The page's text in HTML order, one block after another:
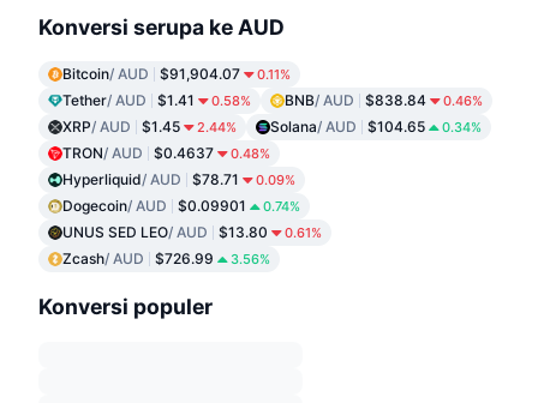
Konversi serupa ke AUD
Bitcoin/ AUD $91,904.07 0.11%
Tether/ AUD $1.41 0.58% BNB/ AUD $838.84 0.46%
XRP/ AUD $1.45 2.44% Solana/ AUD $104.65 0.34%
TRON/ AUD $0.4637 0.48%
Hyperliquid/ AUD $78.71 0.09%
Dogecoin/ AUD $0.09901 0.74%
UNUS SED LEO/ AUD $13.80 0.61%
Zcash/ AUD $726.99 3.56%
Konversi populer